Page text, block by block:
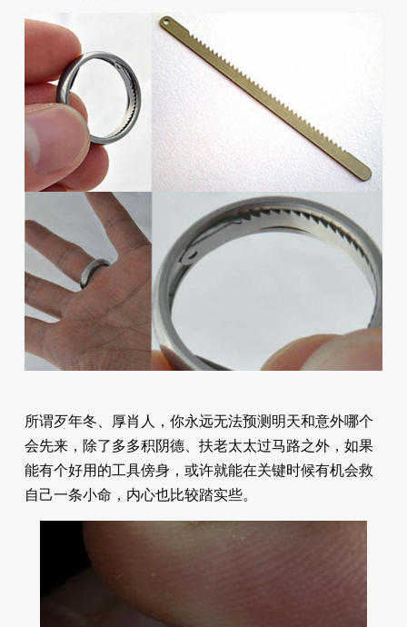
所谓歹年冬、厚肖人，你永远无法预测明天和意外哪个
会先来，除了多多积阴德、扶老太太过马路之外，如果
能有个好用的工具傍身，或许就能在关键时候有机会救
自己一条小命，内心也比较踏实些。